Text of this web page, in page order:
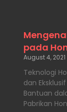
pada
August 4, 2021
Teknologi
dan
Bantuan
Pabrikan